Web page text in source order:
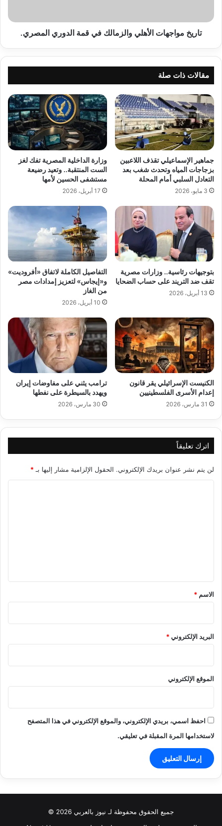
تاريخ مواجهات الأهلي والزمالك في قمة الدوري المصري.
مقالات ذات صلة
جماهير الإسماعيلي تقذف اللاعبين
بزجاجات المياه وتحدث شغب بعد
التعادل السلبي أمام المحلة
3 مايو، 2026
وزارة الداخلية المصرية تفك لغز
الست المنتقبة.. وتعيد رضيعة
مستشفى الحسين لأمها
17 أبريل، 2026
بتوجيهات رئاسية.. وزارات مصرية
تقف ضد التريند على حساب الضحايا
13 أبريل، 2026
التفاصيل الكاملة لاتفاق «أفروديت»
و«إيجاس» لتعزيز إمدادات مصر
من الغاز
10 أبريل، 2026
الكنيست الإسرائيلي يقر قانون
إعدام الأسرى الفلسطينيين
31 مارس، 2026
ترامب يثني على مفاوضات إيران
ويهدد بالسيطرة على نفطها
30 مارس، 2026
اترك تعليقاً
لن يتم نشر عنوان بريدك الإلكتروني. الحقول الإلزامية مشار إليها بـ*
*
الاسم *
البريد الإلكتروني*
الموقع الإلكتروني
احفظ اسمي، بريدي الإلكتروني، والموقع الإلكتروني في هذا المتصفح
لاستخدامها المرة المقبلة في تعليقي.
جميع الحقوق محفوظة لـ نيوز بالعربي 2026 ©